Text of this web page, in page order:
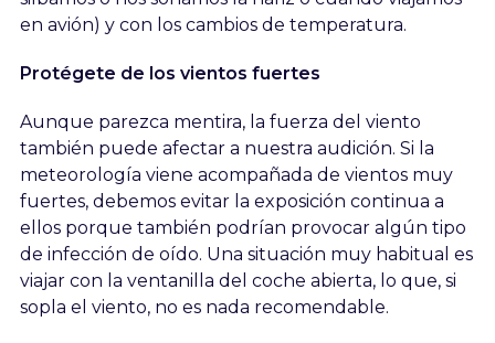
en avión) y con los cambios de temperatura.
Protégete de los vientos fuertes
Aunque parezca mentira, la fuerza del viento
también puede afectar a nuestra audición. Si la
meteorología viene acompañada de vientos muy
fuertes, debemos evitar la exposición continua a
ellos porque también podrían provocar algún tipo
de infección de oído. Una situación muy habitual es
viajar con la ventanilla del coche abierta, lo que, si
sopla el viento, no es nada recomendable.